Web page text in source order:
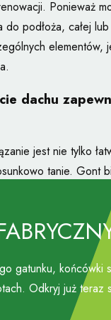
Ponieważ
do podłoża, całej
elementów,
dachu
jest nie tylko
tanie. Gont
Cię do
o każdym kształcie,
elementy.
to bardzo estetyczny
kształty to
one są dostępne w
gatunku, końcówki
Odkryj już teraz